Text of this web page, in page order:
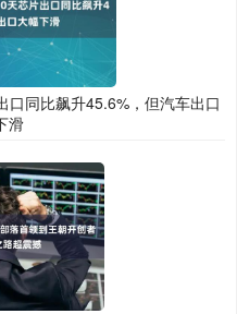
同比飙升45.6%，但汽车出口
滑